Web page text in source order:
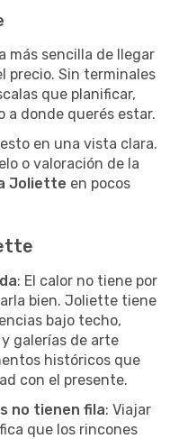
más sencilla de llegar
precio. Sin terminales
que planificar,
a donde querés estar.
en una vista clara.
o valoración de la
Joliette en pocos
: El calor no tiene por
bien. Joliette tiene
bajo techo,
galerías de arte
históricos que
con el presente.
no tienen fila: Viajar
que los rincones